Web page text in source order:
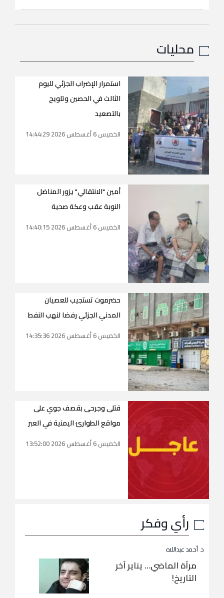
محليات
استمرار الإضراب الجزئي لليوم
الثالث في الحصين وتلويح
بالتصعيد
الخميس 6 أغسطس 2026 14:44:29
أمين "الانتقالي" يزور المناضل
النوبة عقب وعكة صحية
الخميس 6 أغسطس 2026 14:40:15
حضرموت تستجيب للعصيان
المدني الجزئي رفضا لنهب النفط
الخميس 6 أغسطس 2026 14:35:36
قتلى وجرحى بقصف جوي على
مواقع الطوارئ اليمنية في العبر
الخميس 6 أغسطس 2026 13:52:00
رأي وفكر
د. أحمد عبداللاه
مرآة الماضي… يناير آخر
التاريخ!